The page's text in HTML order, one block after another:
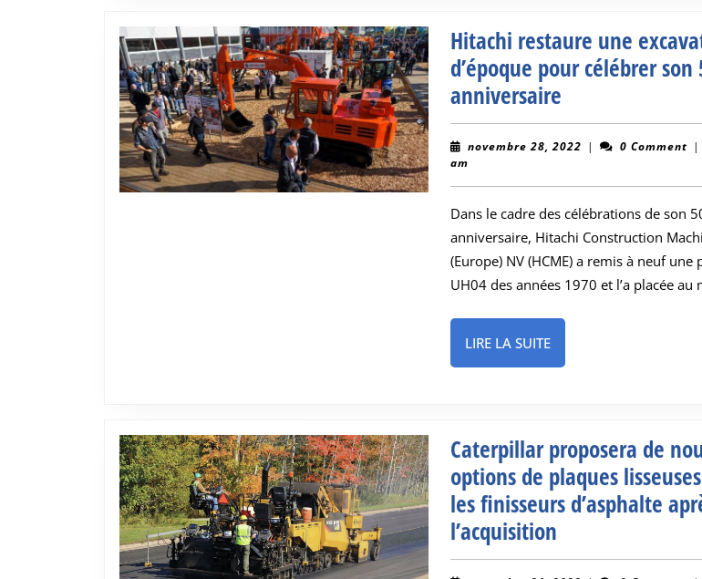
minero
subterráneo
Hitachi restaure une
d’époque pour célébrer son
anniversaire
restaure
une
d’époque
pour
célébrer
son
50e
novembre 28, 2022 novembre
| 0 Comment |
am
Dans le cadre des célébrations de son
anniversaire, Hitachi Construction
(Europe) NV (HCME) a remis à neuf une
UH04 des années 1970 et l’a placée au
LIRE LA SUITELIRE
LA
Caterpillar proposera de
options de plaques
les finisseurs d’asphalte
l’acquisition
proposera